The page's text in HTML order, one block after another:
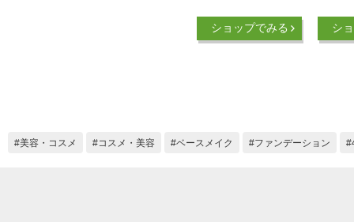
リキッド 【 MN20
】( カバーマーク カ
ショップでみる
国コス
ショ
シ
美容・コスメ コスメ・美容 ベースメイク ファンデーション